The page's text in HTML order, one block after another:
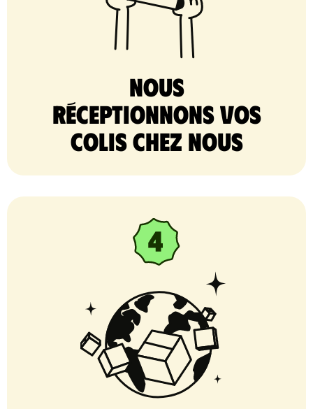
nous
réceptionnons vos
colis chez nous